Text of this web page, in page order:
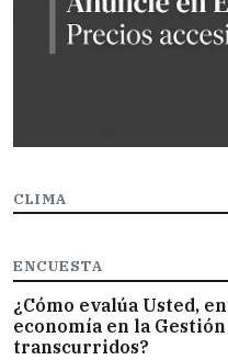
CLIMA
ENCUESTA
¿Cómo evalúa Usted,
economía en la
transcurridos?